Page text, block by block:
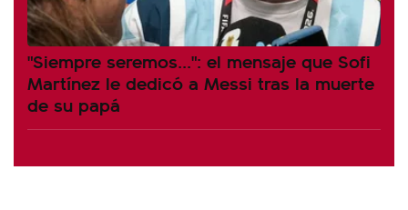
"Siempre seremos...": el mensaje que Sofi
Martínez le dedicó a Messi tras la muerte
de su papá